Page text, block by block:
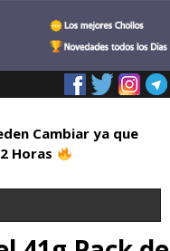
Cambiar ya que
Horas